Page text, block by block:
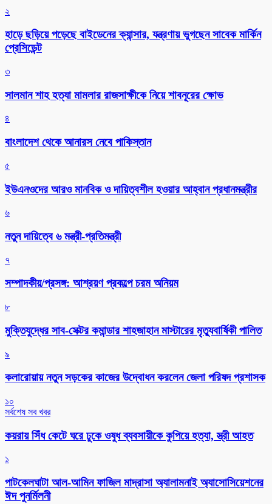
২
হাড়ে ছড়িয়ে পড়েছে বাইডেনের ক্যান্সার, যন্ত্রণায় ভুগছেন সাবেক মার্কিন
প্রেসিডেন্ট
৩
সালমান শাহ হত্যা মামলার রাজসাক্ষীকে নিয়ে শাবনূরের ক্ষোভ
৪
বাংলাদেশ থেকে আনারস নেবে পাকিস্তান
৫
ইউএনওদের আরও মানবিক ও দায়িত্বশীল হওয়ার আহ্বান প্রধানমন্ত্রীর
৬
নতুন দায়িত্বে ৬ মন্ত্রী-প্রতিমন্ত্রী
৭
সম্পাদকীয়/প্রসঙ্গ: আশ্রয়ণ প্রকল্পে চরম অনিয়ম
৮
মুক্তিযুদ্ধের সাব-সেক্টর কমান্ডার শাহজাহান মাস্টারের মৃত্যুবার্ষিকী পালিত
৯
কলারোয়ায় নতুন সড়কের কাজের উদ্বোধন করলেন জেলা পরিষদ প্রশাসক
১০
সর্বশেষ সব খবর
কয়রায় সিঁধ কেটে ঘরে ঢুকে ওষুধ ব্যবসায়ীকে কুপিয়ে হত্যা, স্ত্রী আহত
১
পাটকেলঘাটা আল-আমিন ফাজিল মাদ্রাসা অ্যালামনাই অ্যাসোসিয়েশনের
ঈদ পুনর্মিলনী